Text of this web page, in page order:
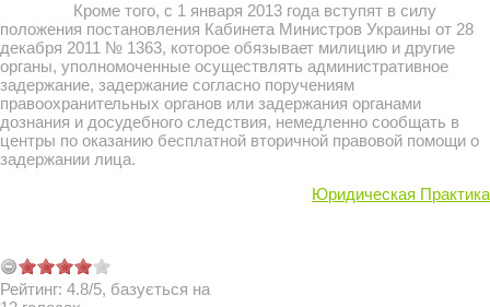
Кроме того, с 1 января 2013 года вступят в силу
положения постановления Кабинета Министров Украины от 28
декабря 2011 № 1363, которое обязывает милицию и другие
органы, уполномоченные осуществлять административное
задержание, задержание согласно поручениям
правоохранительных органов или задержания органами
дознания и досудебного следствия, немедленно сообщать в
центры по оказанию бесплатной вторичной правовой помощи о
задержании лица.
Юридическая Практика
Рейтинг: 4.8/5, базується на